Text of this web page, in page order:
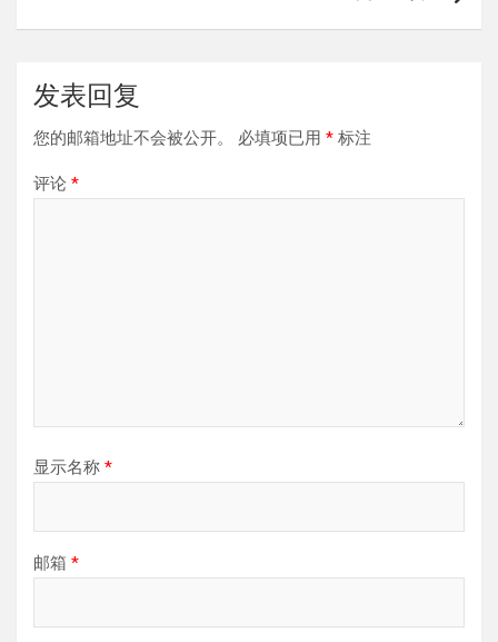
发表回复
您的邮箱地址不会被公开。 必填项已用 * 标注
评论 *
显示名称 *
邮箱 *